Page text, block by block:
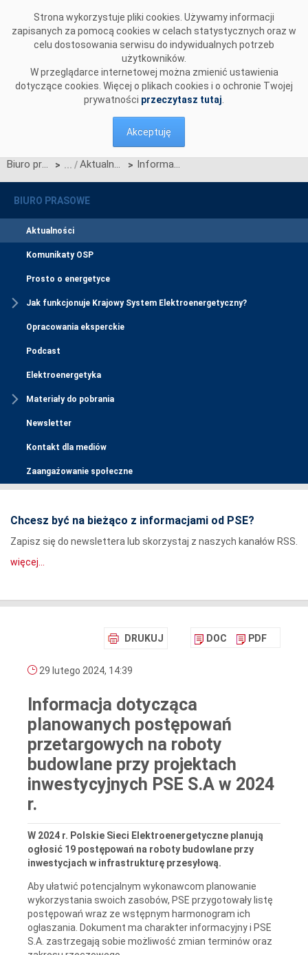
Strona wykorzystuje pliki cookies. Używamy informacji
zapisanych za pomocą cookies w celach statystycznych oraz w
celu dostosowania serwisu do indywidualnych potrzeb
użytkowników.
W przeglądarce internetowej można zmienić ustawienia
dotyczące cookies. Więcej o plikach cookies i o ochronie Twojej
prywatności przeczytasz tutaj
Akceptuję
Biuro prasowe > Aktualności > Informacja dotycząca planowanych postępowań przetargowych na roboty budowlane przy projektach inwestycyjnych PSE S.A w 2024 r.
BIURO PRASOWE
Aktualności
Komunikaty OSP
Prosto o energetyce
Jak funkcjonuje Krajowy System Elektroenergetyczny?
Opracowania eksperckie
Podcast
Elektroenergetyka
Materiały do pobrania
Newsletter
Kontakt dla mediów
Zaangażowanie społeczne
Chcesz być na bieżąco z informacjami od PSE?
Zapisz się do newslettera lub skorzystaj z naszych kanałów RSS.
więcej...
DRUKUJ DOC PDF
29 lutego 2024, 14:39
Informacja dotycząca
planowanych postępowań
przetargowych na roboty
budowlane przy projektach
inwestycyjnych PSE S.A w 2024
r.
W 2024 r. Polskie Sieci Elektroenergetyczne planują
ogłosić 19 postępowań na roboty budowlane przy
inwestycjach w infrastrukturę przesyłową.
Aby ułatwić potencjalnym wykonawcom planowanie
wykorzystania swoich zasobów, PSE przygotowały listę
postępowań wraz ze wstępnym harmonogram ich
ogłaszania. Dokument ma charakter informacyjny i PSE
S.A. zastrzegają sobie możliwość zmian terminów oraz